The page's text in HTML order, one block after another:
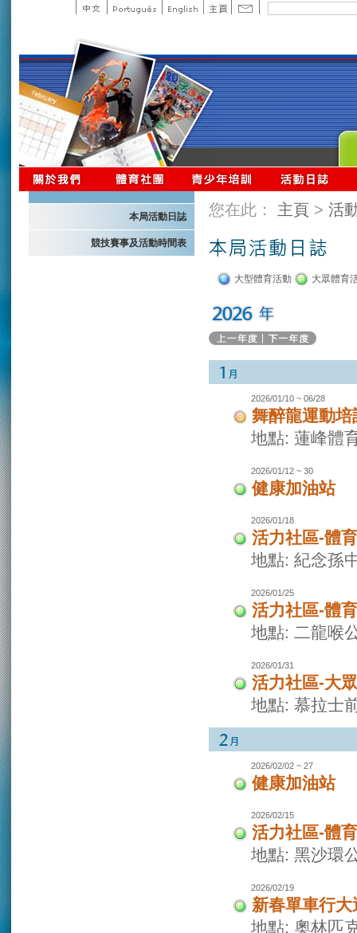
本局活動日誌
競技賽事及活動時間表
您在此： 主頁 > 活
大型體育活動 大眾體育
2026/01/10 ~ 06/28
舞醉龍運動培
地點: 蓮峰體
2026/01/12 ~ 30
健康加油站
2026/01/18
活力社區-體
地點: 紀念孫
2026/01/25
活力社區-體
地點: 二龍喉
2026/01/31
活力社區-大
地點: 慕拉士
2026/02/02 ~ 27
健康加油站
2026/02/15
活力社區-體
地點: 黑沙環
2026/02/19
新春單車行大
地點: 奧林匹